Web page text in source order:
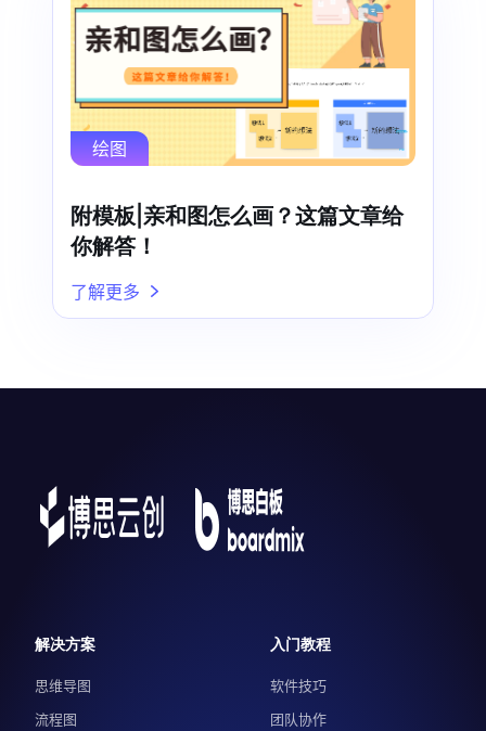
绘图
附模板|亲和图怎么画？这篇文章给
你解答！
了解更多
解决方案
思维导图
流程图
入门教程
软件技巧
团队协作